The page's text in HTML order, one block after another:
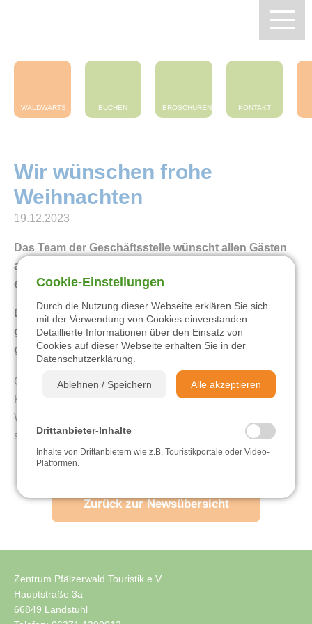
Zentrum Pfälzerwald Touristik
Wandern
Radfahren
Videos
WALDWÄRTS BUCHEN BROSCHÜREN KONTAKT
Wir wünschen frohe
Weihnachten
19.12.2023
Das Team der Geschäftsstelle wünscht allen Gästen
aus Nah und Fern ein frohes Weihnachtsfest und
einen guten Start ins Jahr 2024!
Die Geschäftsstelle ist vom 23.12.2023 bis 01.01.2024
geschlossen. Ab dem 02.01.2024 sind wir wieder wie
gewohnt für Sie da!
Ob Weihnachtsmarkt, Konzert, Fahrten mit dem
Kuckucksbähnel oder Knutfest im Januar, wenn die
Weihnachtszeit vorüber ist, unsere Veranstaltungen sind
sehr vielfältig.
Zurück zur Newsübersicht
Cookie-Einstellungen
Durch die Nutzung dieser Webseite erklären Sie sich
mit der Verwendung von Cookies einverstanden.
Detaillierte Informationen über den Einsatz von
Cookies auf dieser Webseite erhalten Sie in der
Datenschutzerklärung
Ablehnen / Speichern Alle akzeptieren
Drittanbieter-Inhalte
Inhalte von Drittanbietern wie z.B. Touristikportale oder Video-
Platformen.
Zentrum Pfälzerwald Touristik e.V.
Hauptstraße 3a
66849 Landstuhl